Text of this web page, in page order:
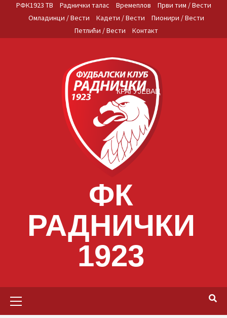
РФК1923 ТВ Раднички талас Времеплов
Први тим / Вести
Омладинци / Вести
Кадети / Вести
Пионири / Вести
Петлићи / Вести
Контакт
ФК
РАДНИЧКИ
1923
КРАГУЈЕВАЦ